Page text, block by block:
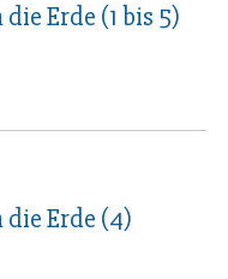
Erde (1 bis 5)
Erde (4)